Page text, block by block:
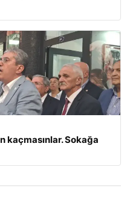
kaçmasınlar. Sokağa